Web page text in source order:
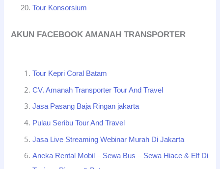
Tour Konsorsium
AKUN FACEBOOK AMANAH TRANSPORTER
Tour Kepri Coral Batam
CV. Amanah Transporter Tour And Travel
Jasa Pasang Baja Ringan jakarta
Pulau Seribu Tour And Travel
Jasa Live Streaming Webinar Murah Di Jakarta
Aneka Rental Mobil – Sewa Bus – Sewa Hiace & Elf Di